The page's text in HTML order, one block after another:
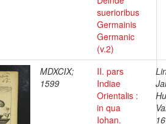
suerioribus
Germainis
Germanic
(v.2)
MDXCIX;
1599
II. pars
Indiae
Orientalis :
in qua
Iohan.